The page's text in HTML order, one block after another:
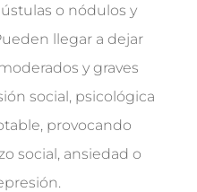
o nódulos y
llegar a dejar
y graves
social, psicológica
provocando
social, ansiedad o